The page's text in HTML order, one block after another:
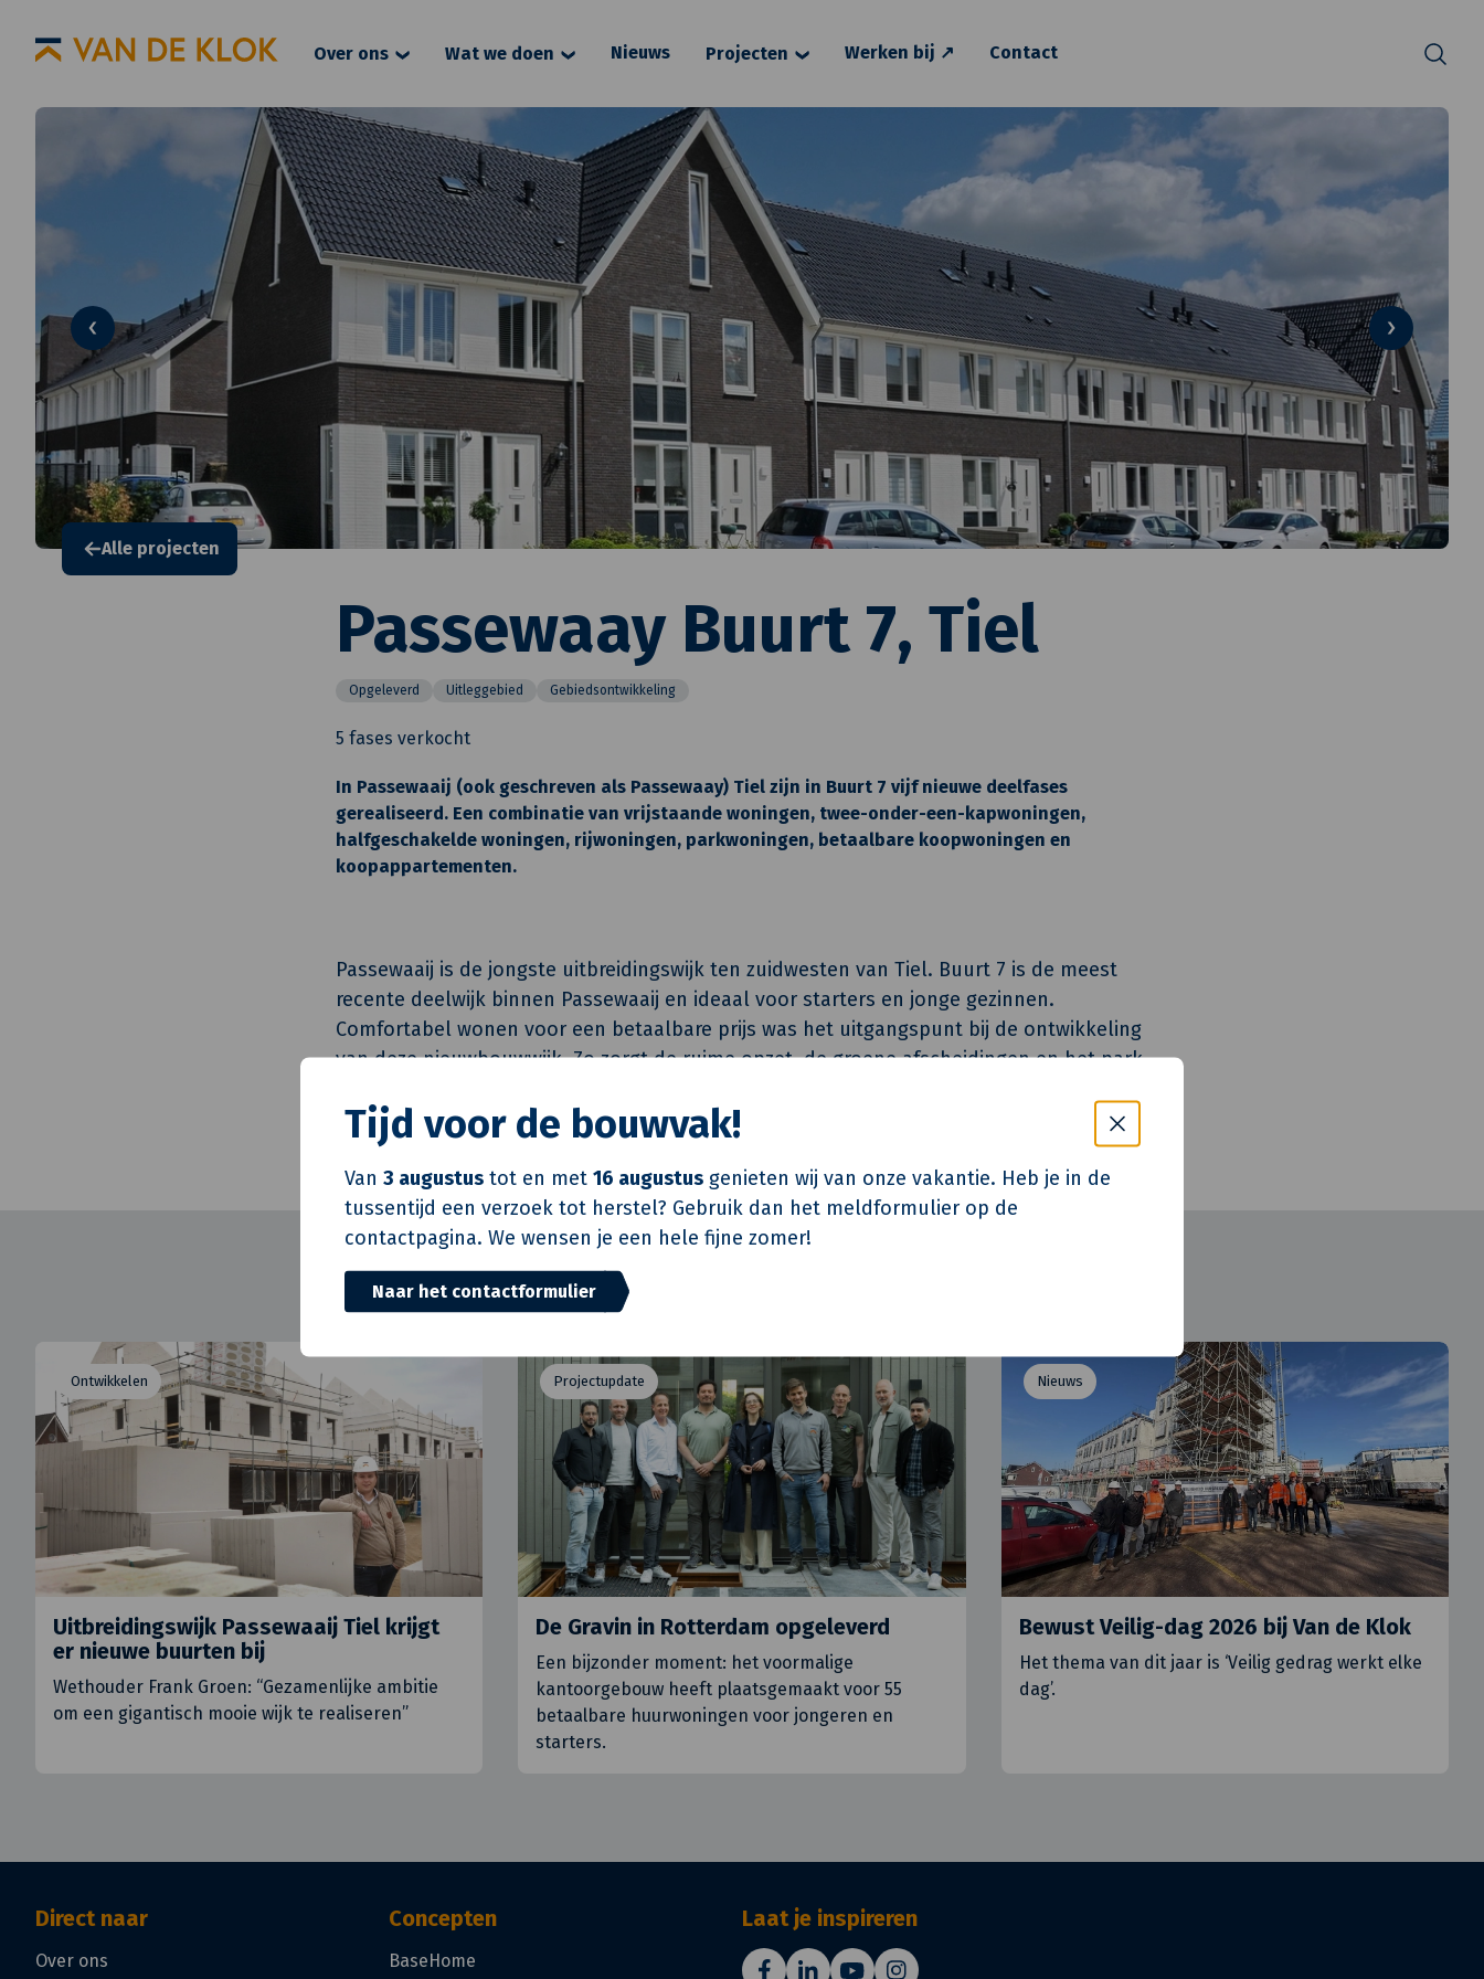
Tijd voor de bouwvak!
Van 3 augustus tot en met 16 augustus genieten wij van onze vakantie. Heb je in de
tussentijd een verzoek tot herstel? Gebruik dan het meldformulier op de
contactpagina. We wensen je een hele fijne zomer!
Naar het contactformulier
Over ons Wat we doen Nieuws Projecten Werken bij ↗ Contact Zoeken
Alle projecten
Passewaay Buurt 7, Tiel
Opgeleverd Uitleggebied Gebiedsontwikkeling
5 fases verkocht
In Passewaaij (ook geschreven als Passewaay) Tiel zijn in Buurt 7 vijf nieuwe deelfases
gerealiseerd. Een combinatie van vrijstaande woningen, twee-onder-een-kapwoningen,
halfgeschakelde woningen, rijwoningen, parkwoningen, betaalbare koopwoningen en
koopappartementen.
Passewaaij is de jongste uitbreidingswijk ten zuidwesten van Tiel. Buurt 7 is de meest
recente deelwijk binnen Passewaaij en ideaal voor starters en jonge gezinnen.
Comfortabel wonen voor een betaalbare prijs was het uitgangspunt bij de ontwikkeling
van deze nieuwbouwwijk. Zo zorgt de ruime opzet, de groene afscheidingen en het park
Dit veelzijdige nieuwbouwproject kent vele mogelijkheden en sluit aan bij uw
persoonlijke gezinssituatie. Alles is inmiddels verkocht en/of bewoond.
Ontwikkelen
Uitbreidingswijk Passewaaij Tiel krijgt
er nieuwe buurten bij
Wethouder Frank Groen: “Gezamenlijke ambitie
om een gigantisch mooie wijk te realiseren”
Projectupdate
De Gravin in Rotterdam opgeleverd
Een bijzonder moment: het voormalige
kantoorgebouw heeft plaatsgemaakt voor 55
betaalbare huurwoningen voor jongeren en
starters.
Nieuws
Bewust Veilig-dag 2026 bij Van de Klok
Het thema van dit jaar is ‘Veilig gedrag werkt elke
dag’.
Direct naar
Over ons
Concepten
BaseHome
Laat je inspireren